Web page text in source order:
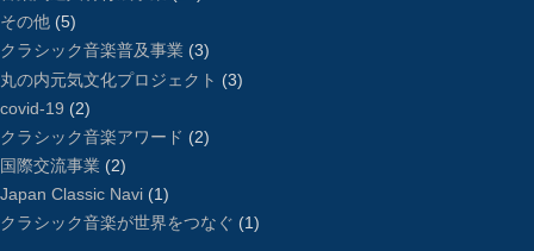
その他 (5)
クラシック音楽普及事業 (3)
丸の内元気文化プロジェクト (3)
covid-19 (2)
クラシック音楽アワード (2)
国際交流事業 (2)
Japan Classic Navi (1)
クラシック音楽が世界をつなぐ (1)